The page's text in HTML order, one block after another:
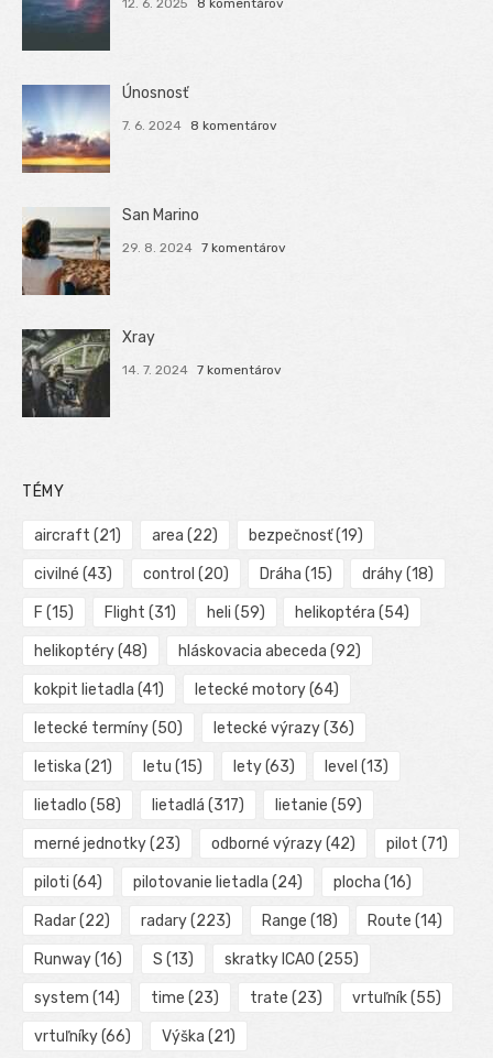
Únosnosť
7. 6. 2024 8 komentárov
San Marino
29. 8. 2024 7 komentárov
Xray
14. 7. 2024 7 komentárov
TÉMY
aircraft (21) area (22) bezpečnosť(19)
civilné (43) control (20) Dráha (15) dráhy(18)
F (15) Flight (31) heli (59) helikoptéra (54)
helikoptéry(48) hláskovacia abeceda (92)
kokpit lietadla (41) letecké motory(64)
letecké termíny(50) letecké výrazy(36)
letiska (21) letu (15) lety(63) level (13)
lietadlo (58) lietadlá (317) lietanie (59)
merné jednotky(23) odborné výrazy(42) pilot (71)
piloti (64) pilotovanie lietadla (24) plocha (16)
Radar(22) radary(223) Range (18) Route (14)
Runway(16) S (13) skratky ICAO (255)
system (14) time (23) trate (23) vrtuľník(55)
vrtuľníky(66) Výška (21)